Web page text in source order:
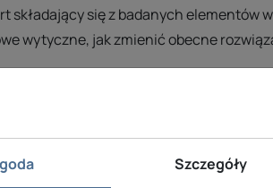
się z badanych elementów
wytyczne, jak zmienić obecne
z
do sukcesu w świecie e-
temu Twój sklep będzie
Szczegóły